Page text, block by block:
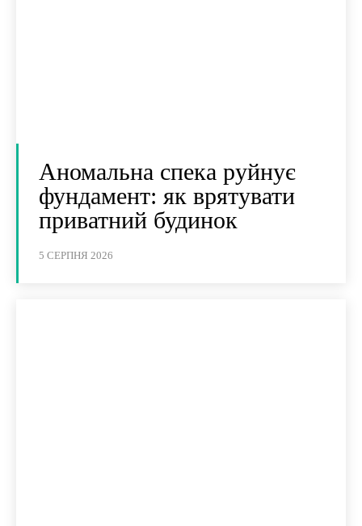
Аномальна спека руйнує
фундамент: як врятувати
приватний будинок
5 СЕРПНЯ 2026